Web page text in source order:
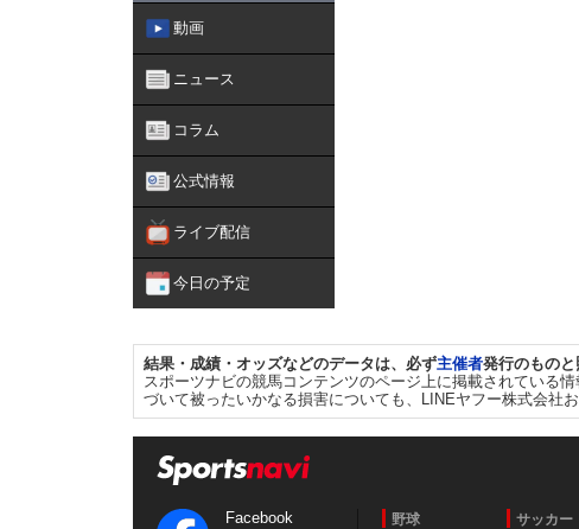
動画
ニュース
コラム
公式情報
ライブ配信
今日の予定
結果・成績・オッズなどのデータは、必ず主催者発行のものと
スポーツナビの競馬コンテンツのページ上に掲載されている
づいて被ったいかなる損害についても、LINEヤフー株式会社
Facebook 野球 サッカー